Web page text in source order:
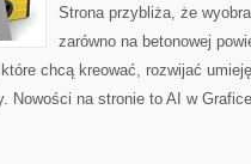
Strona przybliża, że
zarówno na betonowej
chcą kreować, rozwijać
Nowości na stronie to AI w